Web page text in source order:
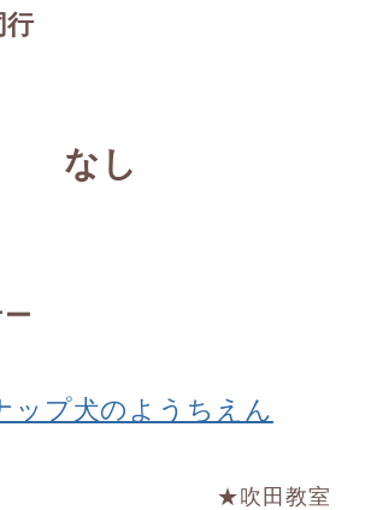
行
なし
ップ犬のようちえん
田教室